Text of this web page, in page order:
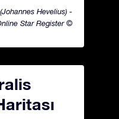
Hevelius) -
Star Register ©